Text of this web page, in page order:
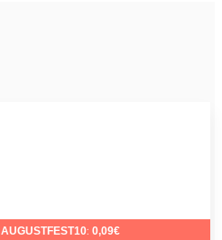
AUGUSTFEST10: 0,09€